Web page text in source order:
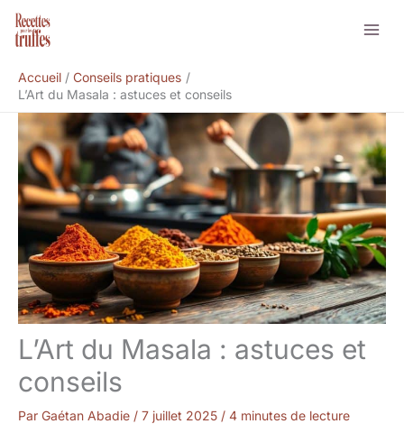
Aller
Accueil
Conseils pratiques
L’Art du Masala : astuces et conseils
L’Art du Masala : astuces et
conseils
Par Gaétan Abadie / 7 juillet 2025 / 4 minutes de lecture
Rechercher